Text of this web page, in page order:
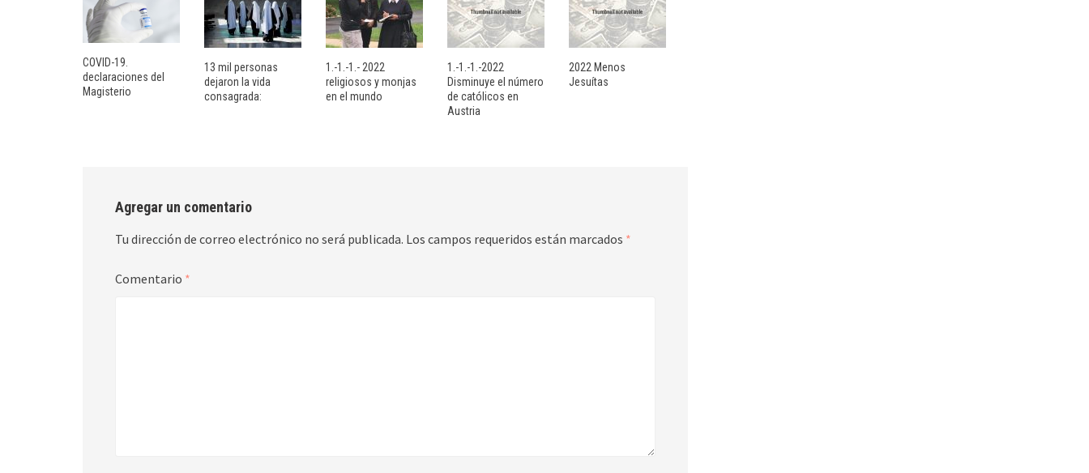
COVID-19.
declaraciones del
Magisterio
13 mil personas
dejaron la vida
consagrada:
1.-1.-1.- 2022
religiosos y monjas
en el mundo
1.-1.-1.-2022
Disminuye el número
de católicos en
Austria
2022 Menos
Jesuítas
Agregar un comentario
Tu dirección de correo electrónico no será publicada. Los campos requeridos están marcados *
Comentario *